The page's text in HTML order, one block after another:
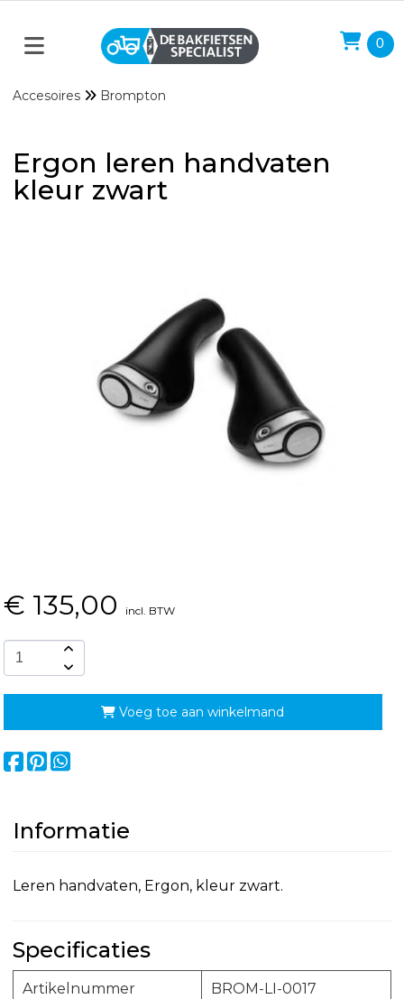
0
Accesoires Brompton
Ergon leren handvaten
kleur zwart
€ 135,00 incl. BTW
Voeg toe aan winkelmand
Informatie
Leren handvaten, Ergon, kleur zwart.
Specificaties
Artikelnummer BROM-LI-0017